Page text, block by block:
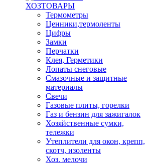
ХОЗТОВАРЫ
Термометры
Ценники,термоленты
Цифры
Замки
Перчатки
Клея, Герметики
Лопаты снеговые
Смазочные и защитные
материалы
Свечи
Газовые плиты, горелки
Газ и бензин для зажигалок
Хозяйственные сумки,
тележки
Утеплители для окон, крепп,
скотч, изоленты
Хоз. мелочи